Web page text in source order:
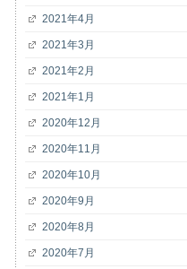
2021年4月
2021年3月
2021年2月
2021年1月
2020年12月
2020年11月
2020年10月
2020年9月
2020年8月
2020年7月